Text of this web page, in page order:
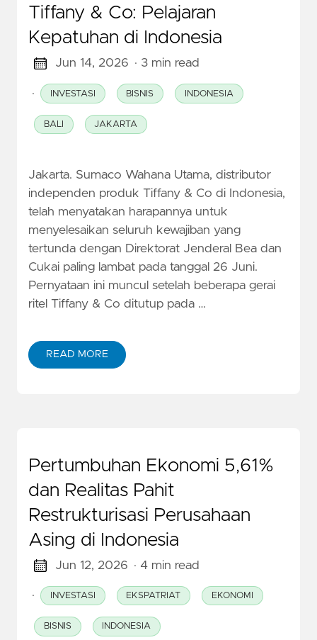
Tiffany & Co: Pelajaran
Kepatuhan di Indonesia
Jun 14, 2026 · 3 min read
· INVESTASI BISNIS INDONESIA
BALI JAKARTA
Jakarta. Sumaco Wahana Utama, distributor
independen produk Tiffany & Co di Indonesia,
telah menyatakan harapannya untuk
menyelesaikan seluruh kewajiban yang
tertunda dengan Direktorat Jenderal Bea dan
Cukai paling lambat pada tanggal 26 Juni.
Pernyataan ini muncul setelah beberapa gerai
ritel Tiffany & Co ditutup pada …
READ MORE
Pertumbuhan Ekonomi 5,61%
dan Realitas Pahit
Restrukturisasi Perusahaan
Asing di Indonesia
Jun 12, 2026 · 4 min read
· INVESTASI EKSPATRIAT EKONOMI
BISNIS INDONESIA